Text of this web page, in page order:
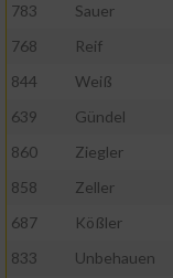
783
Sauer
768
Reif
844
Weiß
639
Gündel
860
Ziegler
858
Zeller
687
Kößler
833
Unbehauen